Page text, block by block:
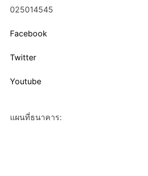
025014545
Facebook
Twitter
Youtube
แผนที่ธนาคาร: